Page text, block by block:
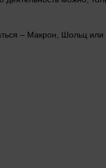
– Макрон, Шольц